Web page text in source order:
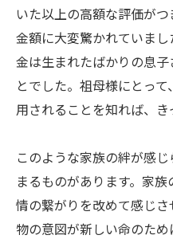
いた以上の高額な評価が
金額に大変驚かれていま
金は生まれたばかりの息
とでした。祖母様にとっ
用されることを知れば、き
このような家族の絆が感
まるものがあります。家
情の繋がりを改めて感じ
物の意図が新しい命のた